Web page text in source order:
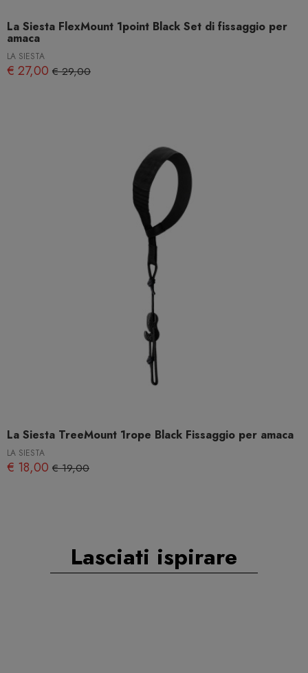
La Siesta FlexMount 1point Black Set di fissaggio per
amaca
LA SIESTA
€ 27,00 € 29,00
La Siesta TreeMount 1rope Black Fissaggio per amaca
LA SIESTA
€ 18,00 € 19,00
Lasciati ispirare